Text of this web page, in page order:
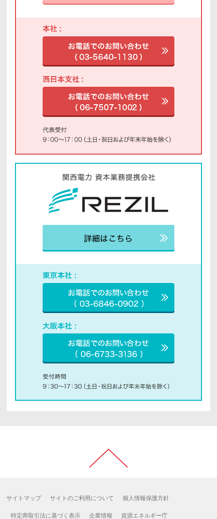
サイトマップ サイトのご利用について 個人情報保護方針
特定商取引法に基づく表示 企業情報 資源エネルギー庁